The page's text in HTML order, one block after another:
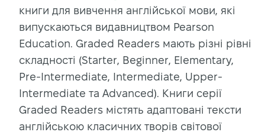
книги для вивчення англійської мови, які
випускаються видавництвом Pearson
Education. Graded Readers мають різні рівні
складності (Starter, Beginner, Elementary,
Pre-Intermediate, Intermediate, Upper-
Intermediate та Advanced). Книги серії
Graded Readers містять адаптовані тексти
англійською класичних творів світової